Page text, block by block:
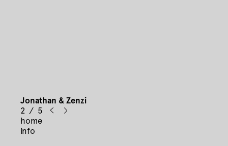
Jonathan & Zenzi
2 / 5
home
info